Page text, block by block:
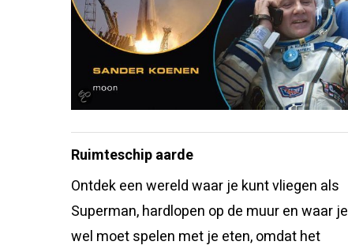
Ruimteschip aarde
Ontdek een wereld waar je kunt vliegen als
Superman, hardlopen op de muur en waar je
wel moet spelen met je eten, omdat het